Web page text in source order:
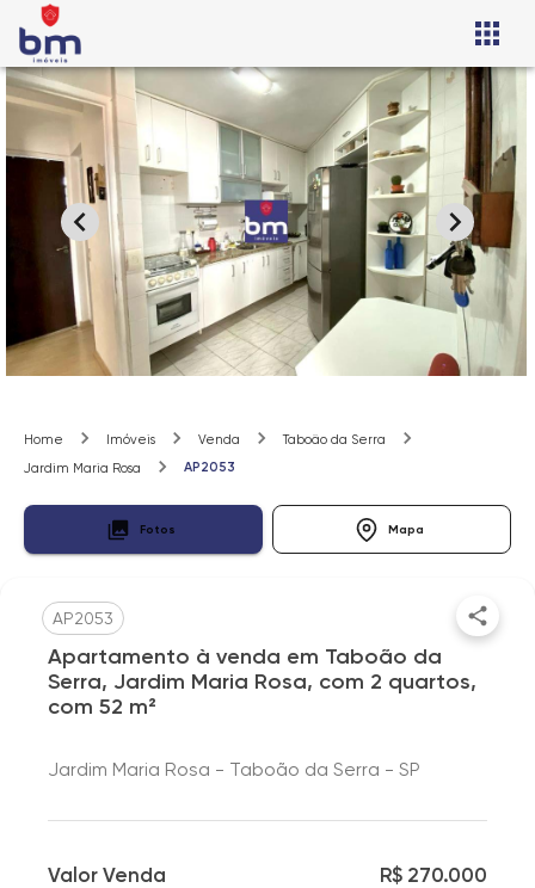
Home Imóveis Venda
Taboão da Serra
Jardim Maria Rosa
AP2053
Fotos Mapa
AP2053
Apartamento à venda em Taboão da
Serra, Jardim Maria Rosa, com 2 quartos,
com 52 m²
Jardim Maria Rosa - Taboão da Serra - SP
Valor Venda R$ 270.000